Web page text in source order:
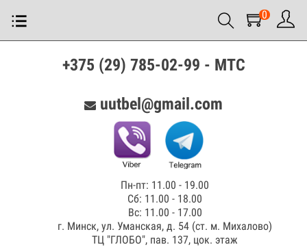
0
+375 (29) 785-02-99 - МТС
uutbel@gmail.com
Пн-пт: 11.00 - 19.00
Сб: 11.00 - 18.00
Вс: 11.00 - 17.00
г. Минск, ул. Уманская, д. 54 (ст. м. Михалово)
ТЦ "ГЛОБО", пав. 137, цок. этаж